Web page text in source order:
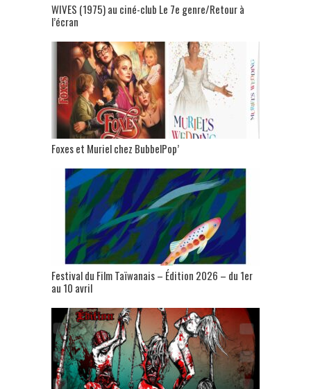
WIVES (1975) au ciné-club Le 7e genre/Retour à
l’écran
Foxes et Muriel chez BubbelPop’
Festival du Film Taïwanais – Édition 2026 – du 1er
au 10 avril